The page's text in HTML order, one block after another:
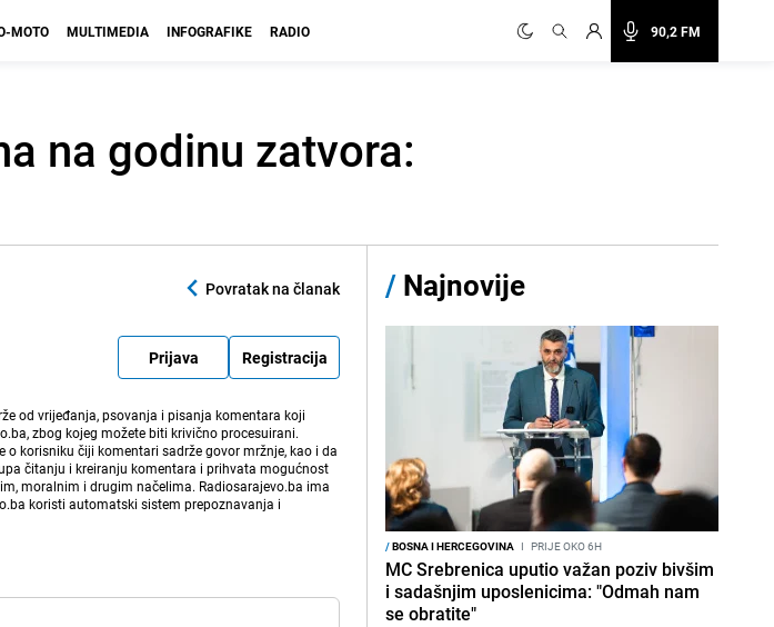
90,2 FM
MOTO MULTIMEDIA INFOGRAFIKE RADIO
na godinu zatvora:
Povratak na članak
Prijava Registracija
od vrijeđanja, psovanja i pisanja komentara koji
zbog kojeg možete biti krivično procesuirani.
korisniku čiji komentari sadrže govor mržnje, kao i da
čitanju i kreiranju komentara i prihvata mogućnost
moralnim i drugim načelima. Radiosarajevo.ba ima
koristi automatski sistem prepoznavanja i
/ Najnovije
/BOSNA I HERCEGOVINA I PRIJE OKO 6H
MC Srebrenica uputio važan poziv bivšim
i sadašnjim uposlenicima: "Odmah nam
se obratite"